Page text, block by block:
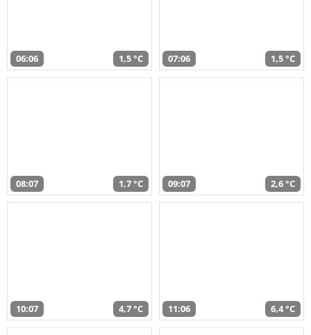
06:06 1,5 °C 07:06 1,5 °C
08:07 1,7 °C 09:07 2,6 °C
10:07 4,7 °C 11:06 6,4 °C